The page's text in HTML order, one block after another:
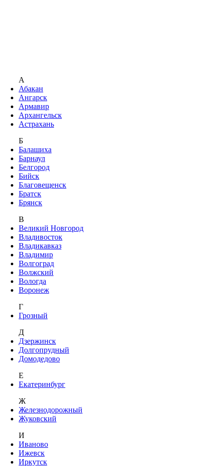
А
Абакан
Ангарск
Армавир
Архангельск
Астрахань
Б
Балашиха
Барнаул
Белгород
Бийск
Благовещенск
Братск
Брянск
В
Великий Новгород
Владивосток
Владикавказ
Владимир
Волгоград
Волжский
Вологда
Воронеж
Г
Грозный
Д
Дзержинск
Долгопрудный
Домодедово
Е
Екатеринбург
Ж
Железнодорожный
Жуковский
И
Иваново
Ижевск
Иркутск